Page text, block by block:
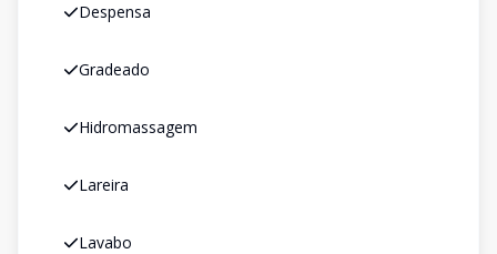
Despensa
Gradeado
Hidromassagem
Lareira
Lavabo